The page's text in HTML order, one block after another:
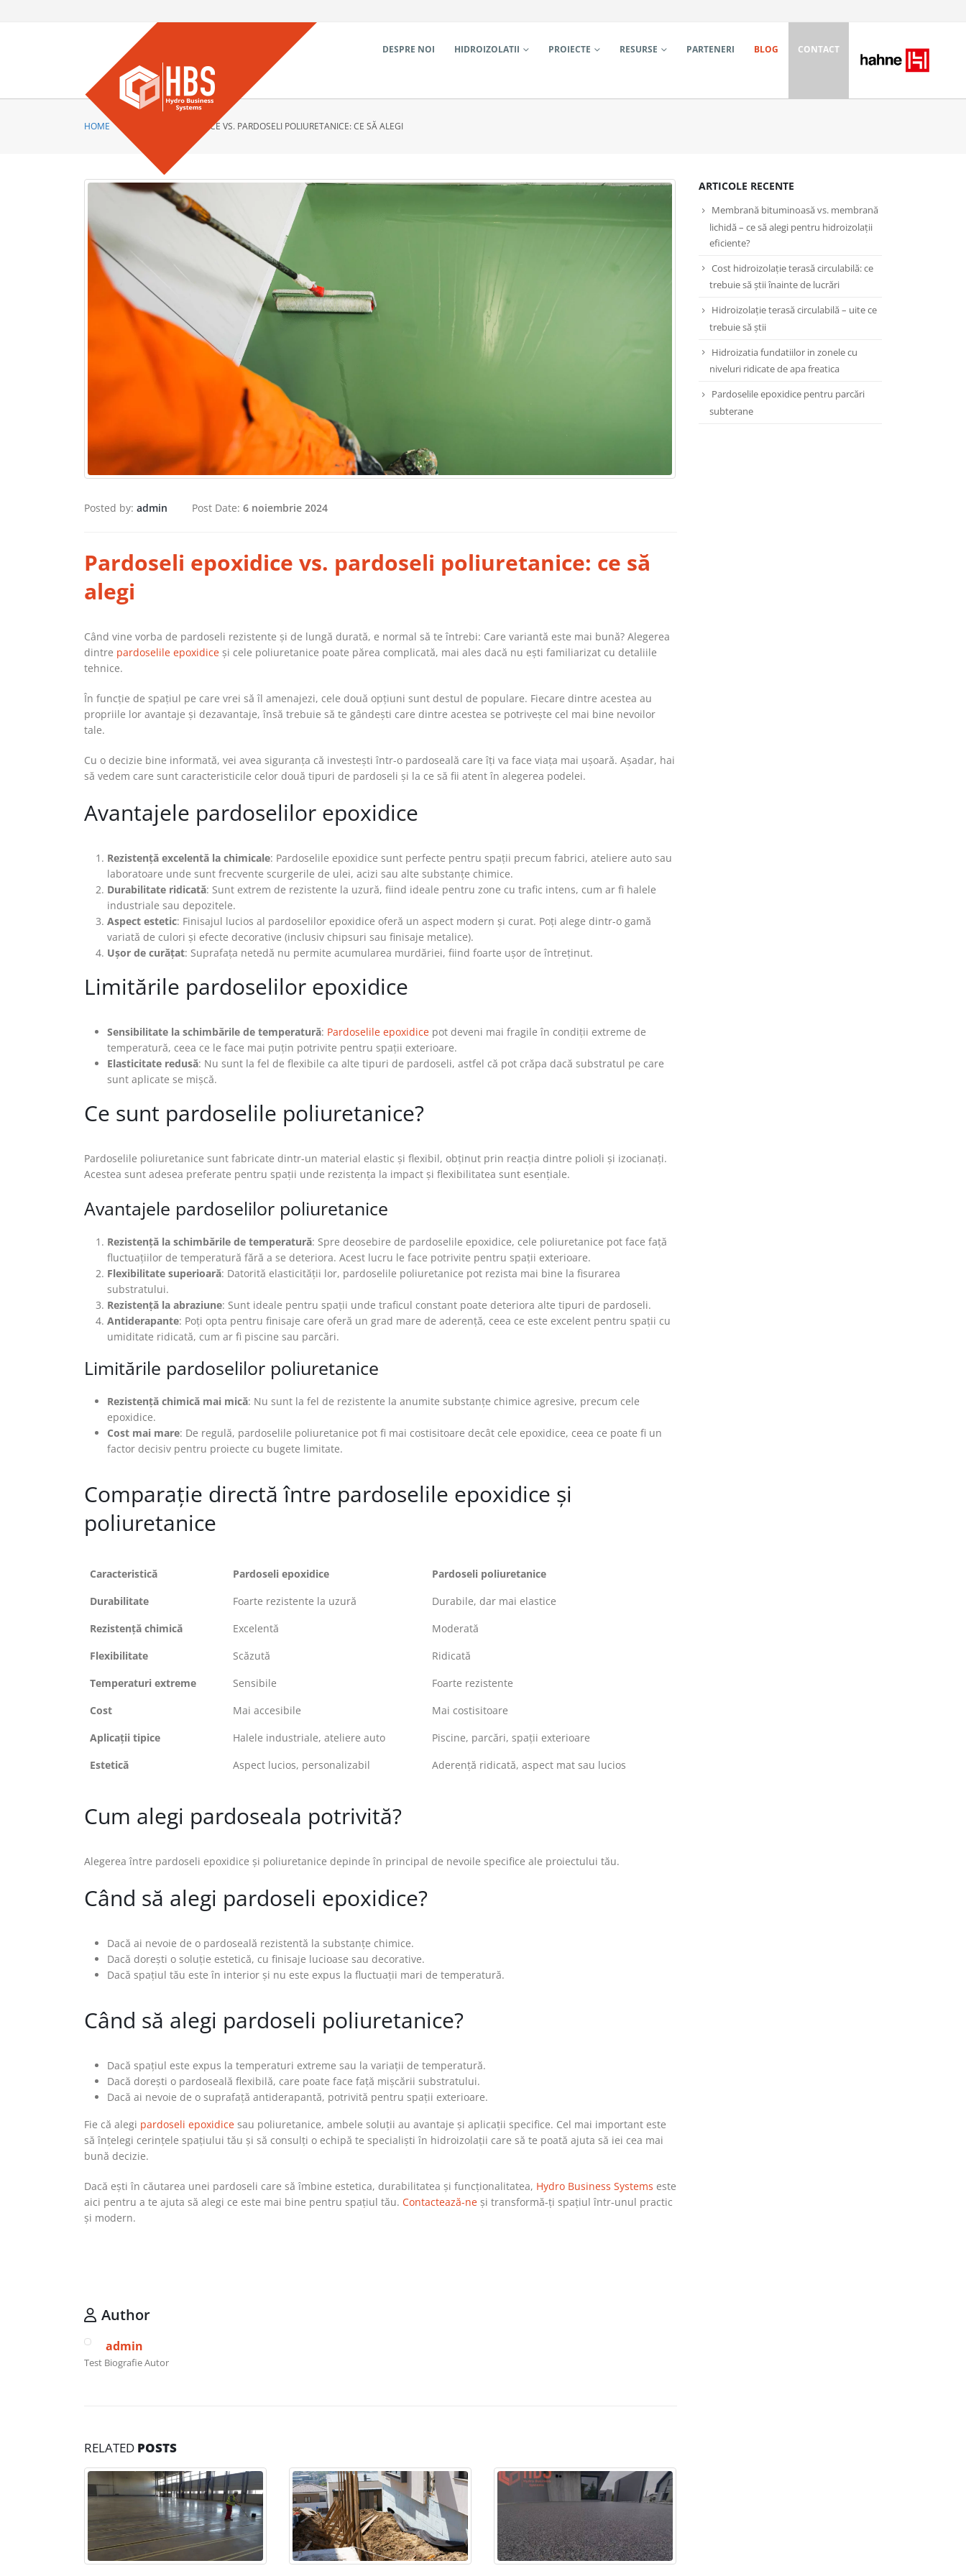
DESPRE NOI HIDROIZOLATII PROIECTE RESURSE PARTENERI BLOG CONTACT
HOME PARDOSELI EPOXIDICE VS. PARDOSELI POLIURETANICE: CE SĂ ALEGI
Posted by: admin Post Date: 6 noiembrie 2024
Pardoseli epoxidice vs. pardoseli poliuretanice: ce să
alegi
Când vine vorba de pardoseli rezistente și de lungă durată, e normal să te întrebi: Care variantă este mai bună? Alegerea
dintre pardoselile epoxidice și cele poliuretanice poate părea complicată, mai ales dacă nu ești familiarizat cu detaliile
tehnice.
În funcție de spațiul pe care vrei să îl amenajezi, cele două opțiuni sunt destul de populare. Fiecare dintre acestea au
propriile lor avantaje și dezavantaje, însă trebuie să te gândești care dintre acestea se potrivește cel mai bine nevoilor
tale.
Cu o decizie bine informată, vei avea siguranța că investești într-o pardoseală care îți va face viața mai ușoară. Așadar, hai
să vedem care sunt caracteristicile celor două tipuri de pardoseli și la ce să fii atent în alegerea podelei.
Avantajele pardoselilor epoxidice
Rezistență excelentă la chimicale: Pardoselile epoxidice sunt perfecte pentru spații precum fabrici, ateliere auto sau
laboratoare unde sunt frecvente scurgerile de ulei, acizi sau alte substanțe chimice.
Durabilitate ridicată: Sunt extrem de rezistente la uzură, fiind ideale pentru zone cu trafic intens, cum ar fi halele
industriale sau depozitele.
Aspect estetic: Finisajul lucios al pardoselilor epoxidice oferă un aspect modern și curat. Poți alege dintr-o gamă
variată de culori și efecte decorative (inclusiv chipsuri sau finisaje metalice).
Ușor de curățat: Suprafața netedă nu permite acumularea murdăriei, fiind foarte ușor de întreținut.
Limitările pardoselilor epoxidice
Sensibilitate la schimbările de temperatură: Pardoselile epoxidice pot deveni mai fragile în condiții extreme de
temperatură, ceea ce le face mai puțin potrivite pentru spații exterioare.
Elasticitate redusă: Nu sunt la fel de flexibile ca alte tipuri de pardoseli, astfel că pot crăpa dacă substratul pe care
sunt aplicate se mișcă.
Ce sunt pardoselile poliuretanice?
Pardoselile poliuretanice sunt fabricate dintr-un material elastic și flexibil, obținut prin reacția dintre polioli și izocianați.
Acestea sunt adesea preferate pentru spații unde rezistența la impact și flexibilitatea sunt esențiale.
Avantajele pardoselilor poliuretanice
Rezistență la schimbările de temperatură: Spre deosebire de pardoselile epoxidice, cele poliuretanice pot face față
fluctuațiilor de temperatură fără a se deteriora. Acest lucru le face potrivite pentru spații exterioare.
Flexibilitate superioară: Datorită elasticității lor, pardoselile poliuretanice pot rezista mai bine la fisurarea
substratului.
Rezistență la abraziune: Sunt ideale pentru spații unde traficul constant poate deteriora alte tipuri de pardoseli.
Antiderapante: Poți opta pentru finisaje care oferă un grad mare de aderență, ceea ce este excelent pentru spații cu
umiditate ridicată, cum ar fi piscine sau parcări.
Limitările pardoselilor poliuretanice
Rezistență chimică mai mică: Nu sunt la fel de rezistente la anumite substanțe chimice agresive, precum cele
epoxidice.
Cost mai mare: De regulă, pardoselile poliuretanice pot fi mai costisitoare decât cele epoxidice, ceea ce poate fi un
factor decisiv pentru proiecte cu bugete limitate.
Comparație directă între pardoselile epoxidice și
poliuretanice
Caracteristică Pardoseli epoxidice
Pardoseli poliuretanice
Durabilitate
Foarte rezistente la uzură
Durabile, dar mai elastice
Rezistență chimică
Excelentă
Moderată
Flexibilitate
Scăzută
Ridicată
Temperaturi extreme
Sensibile
Foarte rezistente
Cost
Mai accesibile
Mai costisitoare
Aplicații tipice
Halele industriale, ateliere auto
Piscine, parcări, spații exterioare
Estetică
Aspect lucios, personalizabil Aderență ridicată, aspect mat sau lucios
Cum alegi pardoseala potrivită?
Alegerea între pardoseli epoxidice și poliuretanice depinde în principal de nevoile specifice ale proiectului tău.
Când să alegi pardoseli epoxidice?
Dacă ai nevoie de o pardoseală rezistentă la substanțe chimice.
Dacă dorești o soluție estetică, cu finisaje lucioase sau decorative.
Dacă spațiul tău este în interior și nu este expus la fluctuații mari de temperatură.
Când să alegi pardoseli poliuretanice?
Dacă spațiul este expus la temperaturi extreme sau la variații de temperatură.
Dacă dorești o pardoseală flexibilă, care poate face față mișcării substratului.
Dacă ai nevoie de o suprafață antiderapantă, potrivită pentru spații exterioare.
Fie că alegi pardoseli epoxidice sau poliuretanice, ambele soluții au avantaje și aplicații specifice. Cel mai important este
să înțelegi cerințele spațiului tău și să consulți o echipă te specialiști în hidroizolații care să te poată ajuta să iei cea mai
bună decizie.
Dacă ești în căutarea unei pardoseli care să îmbine estetica, durabilitatea și funcționalitatea, Hydro Business Systems este
aici pentru a te ajuta să alegi ce este mai bine pentru spațiul tău. Contactează-ne și transformă-ți spațiul într-unul practic
și modern.
Author
admin
Test Biografie Autor
RELATED POSTS
ARTICOLE RECENTE
Membrană bituminoasă vs. membrană
lichidă – ce să alegi pentru hidroizolații
eficiente?
Cost hidroizolație terasă circulabilă: ce
trebuie să știi înainte de lucrări
Hidroizolație terasă circulabilă – uite ce
trebuie să știi
Hidroizatia fundatiilor in zonele cu
niveluri ridicate de apa freatica
Pardoselile epoxidice pentru parcări
subterane